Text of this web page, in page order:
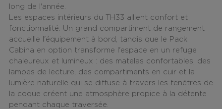
long de l'année.
Les espaces intérieurs du TH33 allient confort et
fonctionnalité. Un grand compartiment de rangement
accueille l'équipement à bord, tandis que le Pack
Cabina en option transforme l'espace en un refuge
chaleureux et lumineux : des matelas confortables, des
lampes de lecture, des compartiments en cuir et la
lumière naturelle qui se diffuse à travers les fenêtres de
la coque créent une atmosphère propice à la détente
pendant chaque traversée.